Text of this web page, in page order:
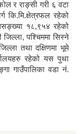
र राङ्सी गरी ६ वटा
कि.मि.क्षेत्रफल रहेको
१८,९५४ रहेको
जिल्ला, पश्चिममा सिस्ने
तथा दक्षिणमा भूमे
रहेको यस पुथा
गाउँपालिका वडा नं.